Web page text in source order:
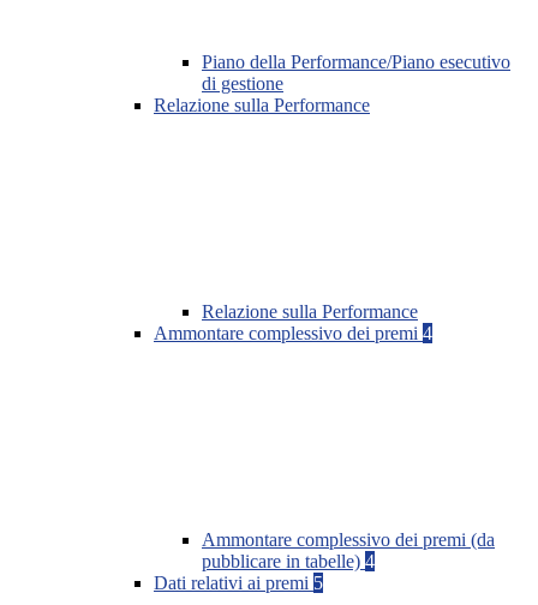
Piano della Performance/Piano esecutivo
di gestione
Relazione sulla Performance
Relazione sulla Performance
Ammontare complessivo dei premi 4
Ammontare complessivo dei premi (da
pubblicare in tabelle) 4
Dati relativi ai premi 5